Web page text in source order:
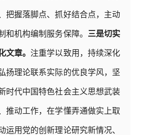
把握落脚点、抓好结合点，主动
和机构编制服务保障。 三是切实
文章。注重学以致用，持续深化
扬理论联系实际的优良学风，坚
时代中国特色社会主义思想武装
推动工作，在学懂弄通做实上取
运用党的创新理论研究新情况、